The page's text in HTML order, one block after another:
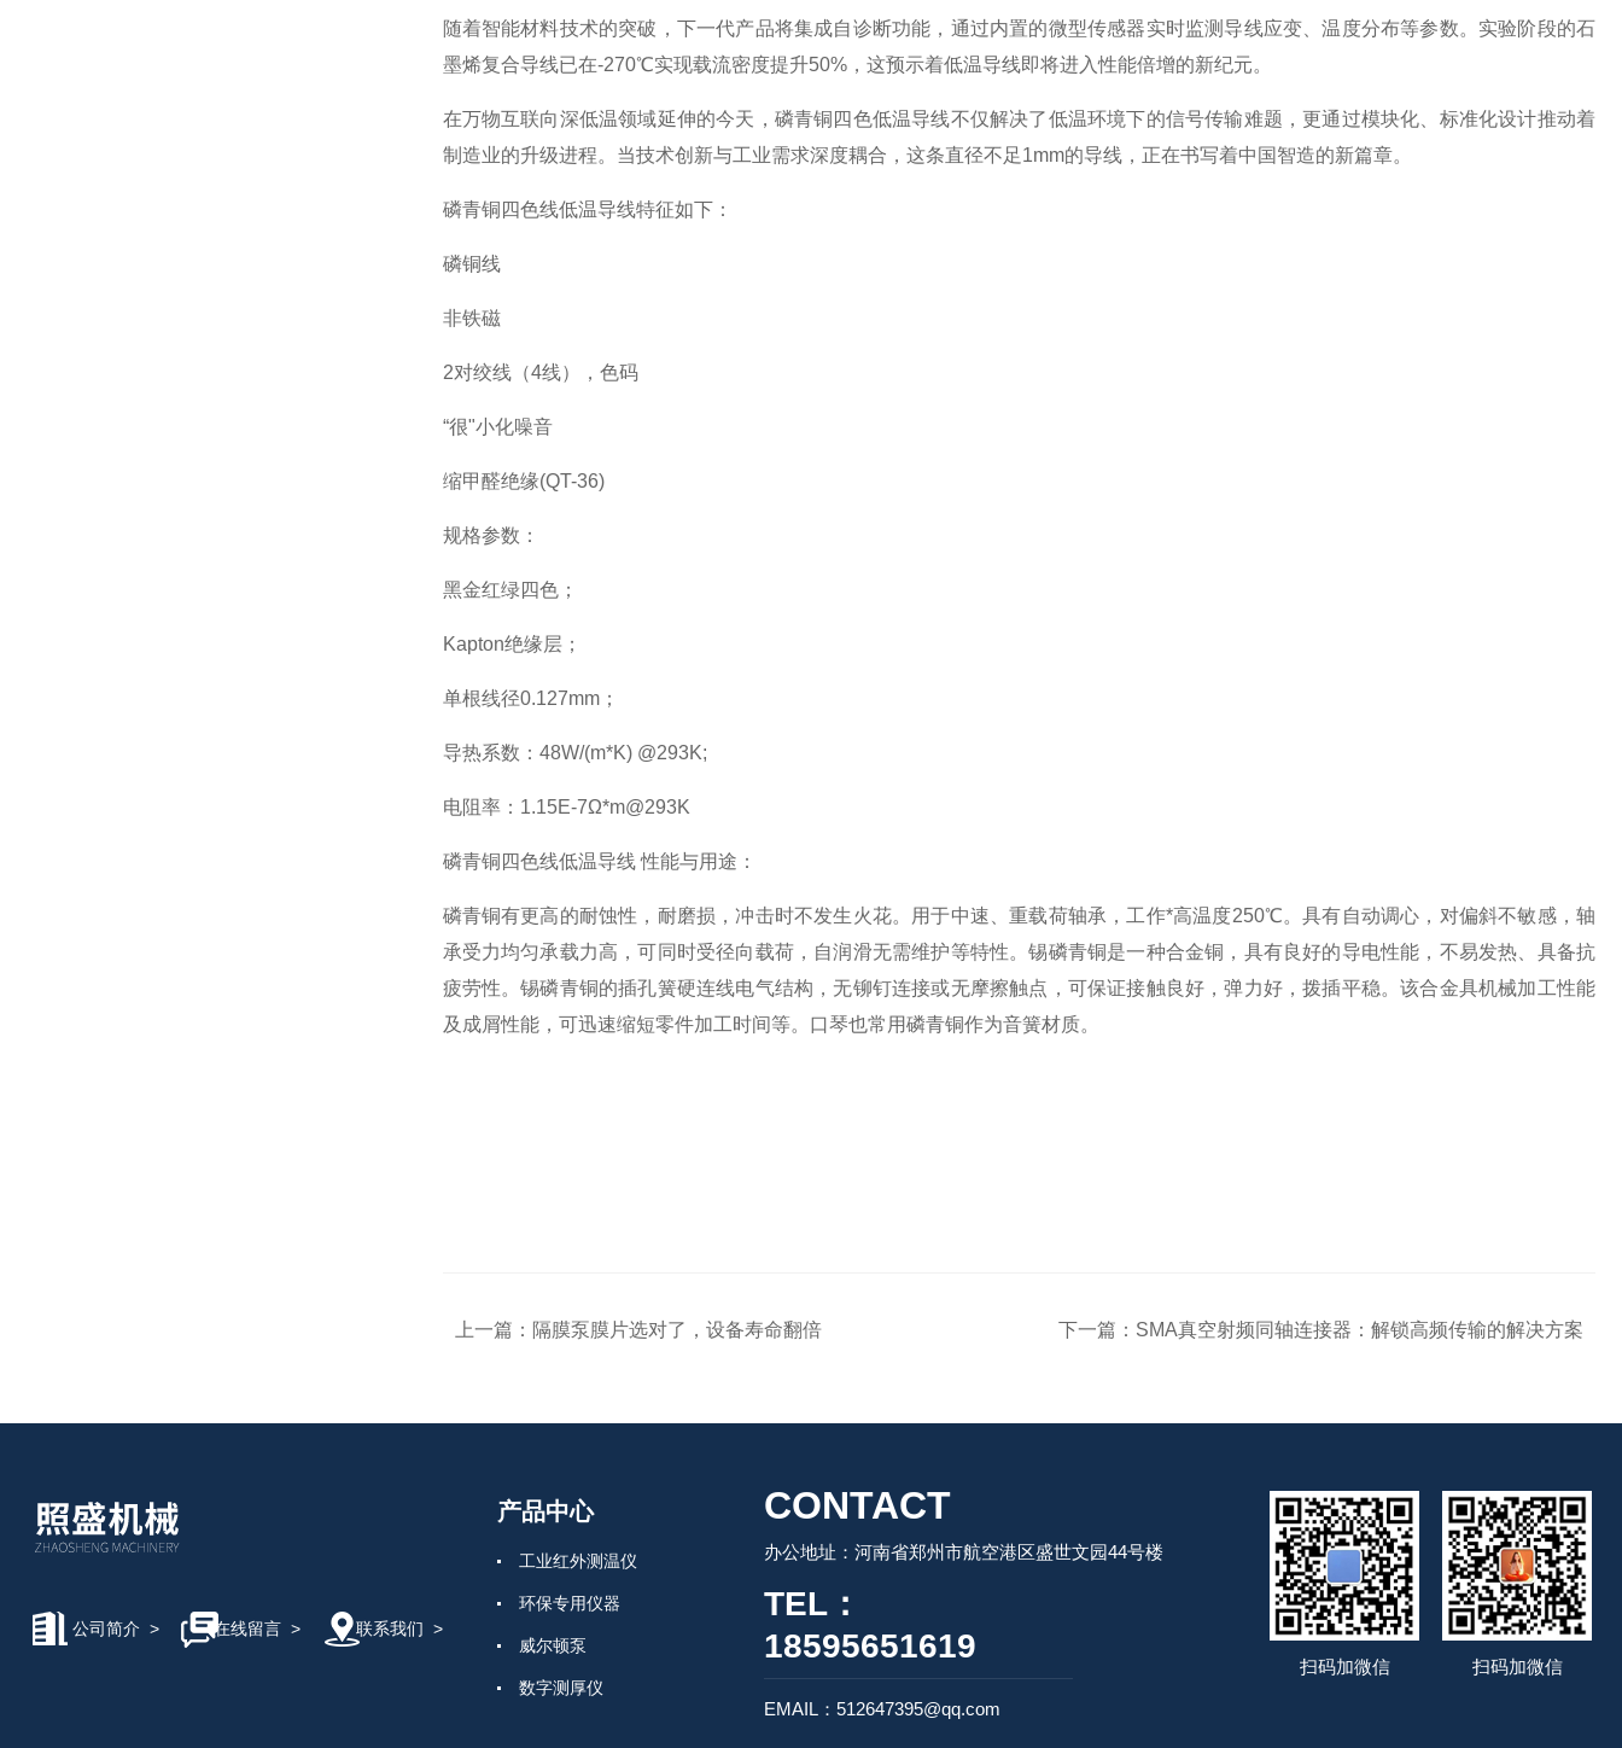
随着智能材料技术的突破，下一代产品将集成自诊断功能，通过内置的微型传感器实时监测导线应变、温度分布等参数。实验阶段的石
墨烯复合导线已在-270℃实现载流密度提升50%，这预示着低温导线即将进入性能倍增的新纪元。
在万物互联向深低温领域延伸的今天，磷青铜四色低温导线不仅解决了低温环境下的信号传输难题，更通过模块化、标准化设计推动着
制造业的升级进程。当技术创新与工业需求深度耦合，这条直径不足1mm的导线，正在书写着中国智造的新篇章。
磷青铜四色线低温导线特征如下：
磷铜线
非铁磁
2对绞线（4线），色码
“很"小化噪音
缩甲醛绝缘(QT-36)
规格参数：
黑金红绿四色；
Kapton绝缘层；
单根线径0.127mm；
导热系数：48W/(m*K) @293K;
电阻率：1.15E-7Ω*m@293K
磷青铜四色线低温导线 性能与用途：
磷青铜有更高的耐蚀性，耐磨损，冲击时不发生火花。用于中速、重载荷轴承，工作*高温度250℃。具有自动调心，对偏斜不敏感，轴
承受力均匀承载力高，可同时受径向载荷，自润滑无需维护等特性。锡磷青铜是一种合金铜，具有良好的导电性能，不易发热、具备抗
疲劳性。锡磷青铜的插孔簧硬连线电气结构，无铆钉连接或无摩擦触点，可保证接触良好，弹力好，拨插平稳。该合金具机械加工性能
及成屑性能，可迅速缩短零件加工时间等。口琴也常用磷青铜作为音簧材质。
上一篇： 隔膜泵膜片选对了，设备寿命翻倍 下一篇： SMA真空射频同轴连接器：解锁高频传输的解决方案
公司简介 > 在线留言 > 联系我们 >
产品中心
工业红外测温仪
环保专用仪器
威尔顿泵
数字测厚仪
CONTACT
办公地址：河南省郑州市航空港区盛世文园44号楼
TEL：
18595651619
EMAIL：512647395@qq.com
扫码加微信
扫码加微信